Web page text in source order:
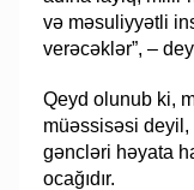
və məsuliyyətli
verəcəklər”, –
Qeyd olunub ki,
müəssisəsi deyil,
gəncləri həyata
ocağıdır.